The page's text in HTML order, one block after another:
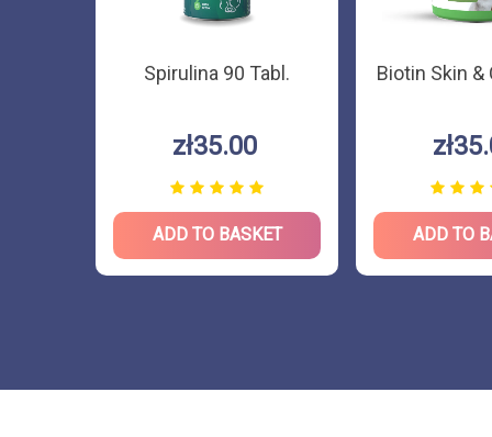
Spirulina 90 Tabl.
zł35.00
ADD TO BASKET
Biotin Skin &
ADD TO